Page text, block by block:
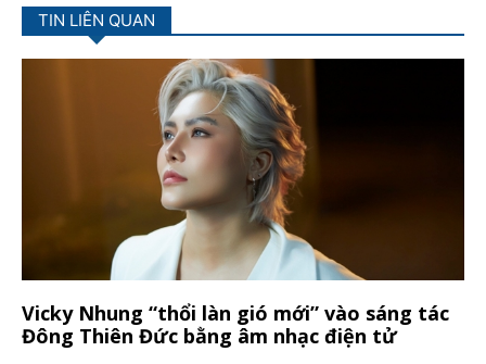
TIN LIÊN QUAN
Vicky Nhung “thổi làn gió mới” vào sáng tác
Đông Thiên Đức bằng âm nhạc điện tử